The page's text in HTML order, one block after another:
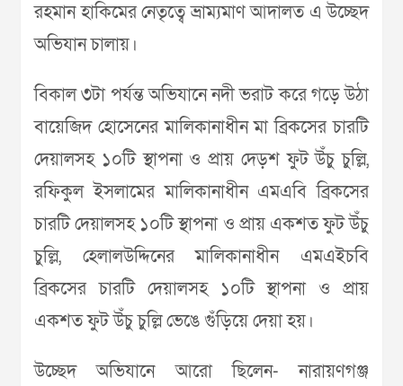
রহমান হাকিমের নেতৃত্বে ভ্রাম্যমাণ আদালত এ উচ্ছেদ
অভিযান চালায়।
বিকাল ৩টা পর্যন্ত অভিযানে নদী ভরাট করে গড়ে উঠা
বায়েজিদ হোসেনের মালিকানাধীন মা ব্রিকসের চারটি
দেয়ালসহ ১০টি স্থাপনা ও প্রায় দেড়শ ফুট উঁচু চুল্লি,
রফিকুল ইসলামের মালিকানাধীন এমএবি ব্রিকসের
চারটি দেয়ালসহ ১০টি স্থাপনা ও প্রায় একশত ফুট উঁচু
চুল্লি, হেলালউদ্দিনের মালিকানাধীন এমএইচবি
ব্রিকসের চারটি দেয়ালসহ ১০টি স্থাপনা ও প্রায়
একশত ফুট উঁচু চুল্লি ভেঙে গুঁড়িয়ে দেয়া হয়।
উচ্ছেদ অভিযানে আরো ছিলেন- নারায়ণগঞ্জ